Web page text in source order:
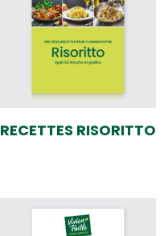
RECETTES RISORITTO